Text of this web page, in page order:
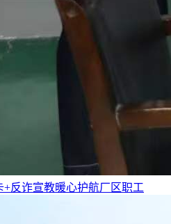
反诈宣教暖心护航厂区职工